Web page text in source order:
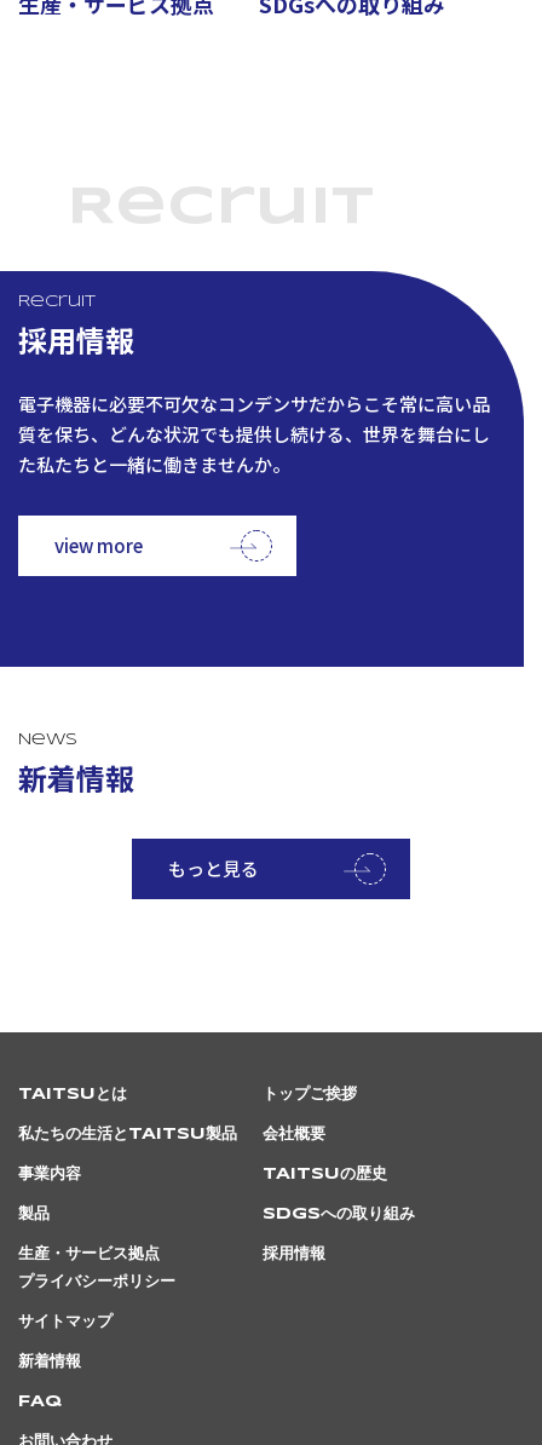
Recruit
Recruit
採用情報
電子機器に必要不可欠なコンデンサだからこそ常に高い品
質を保ち、どんな状況でも提供し続ける、世界を舞台にし
た私たちと一緒に働きませんか。
view more
News
新着情報
もっと見る
TAITSUとは
私たちの生活とTAITSU製品
事業内容
製品
生産・サービス拠点
トップご挨拶
会社概要
TAITSUの歴史
SDGsへの取り組み
採用情報
プライバシーポリシー
サイトマップ
新着情報
FAQ
お問い合わせ